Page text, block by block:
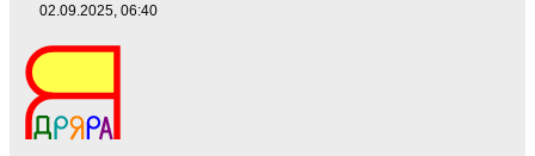
02.09.2025, 06:40